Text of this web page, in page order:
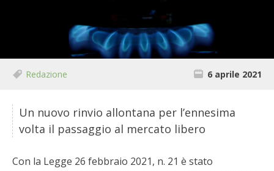
PRODOTTI
FARFALLE DELLA CAMPAGNA
STORIE DEI LETTORI
Redazione 6 aprile 2021
Un nuovo rinvio allontana per l’ennesima
volta il passaggio al mercato libero
Con la Legge 26 febbraio 2021, n. 21 è stato